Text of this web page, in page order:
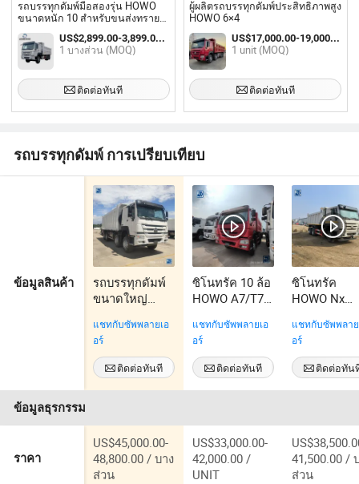
รถบรรทุกดัมพ์มือสองรุ่น HOWO
ขนาดหนัก 10 สำหรับขนส่งทราย
และกรวด 371HP 6X4 ยูโร 3 แบบ
แมนนวล
US$2,899.00-3,899.00 / บางส่วน
1 บางส่วน (MOQ)
ติดต่อทันที
ผู้ผลิตรถบรรทุกดัมพ์ประสิทธิภาพสูง
HOWO 6×4
US$17,000.00-19,000.00 / unit
1 unit (MOQ)
ติดต่อทันที
รถบรรทุกดัมพ์ การเปรียบเทียบ
ข้อมูลสินค้า
รถบรรทุกดัมพ์
ขนาดใหญ่
และหินใหญ่
จากจีน
Sinotruk
HOWO 8X4
แบบดัมพ์
40 ตัน
แชทกับซัพพลายเอ
อร์
ติดต่อทันที
ซิโนทรัค 10 ล้อ
HOWO A7/T7
บรรทุกดั๊มพ์
เอธิโอเปีย รถ
บรรทุก
แชทกับซัพพลายเอ
อร์
ติดต่อทันที
ซิโนทรัค
HOWO Nx
ล้อใหม่
371HP/
380HP/
420HP รถ
บรรทุกดัมพ์
รถบรรทุกดั
แชทกับซัพพลาย
อร์
ติดต่อทัน
ข้อมูลธุรกรรม
ราคา
US$45,000.00-
48,800.00 / บาง
ส่วน
US$33,000.00-
42,000.00 /
UNIT
41,500.00 /
ส่วน